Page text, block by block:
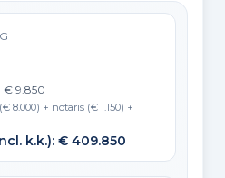
€ 9.850
8.000) + notaris (€ 1.150) +
k.k.): € 409.850